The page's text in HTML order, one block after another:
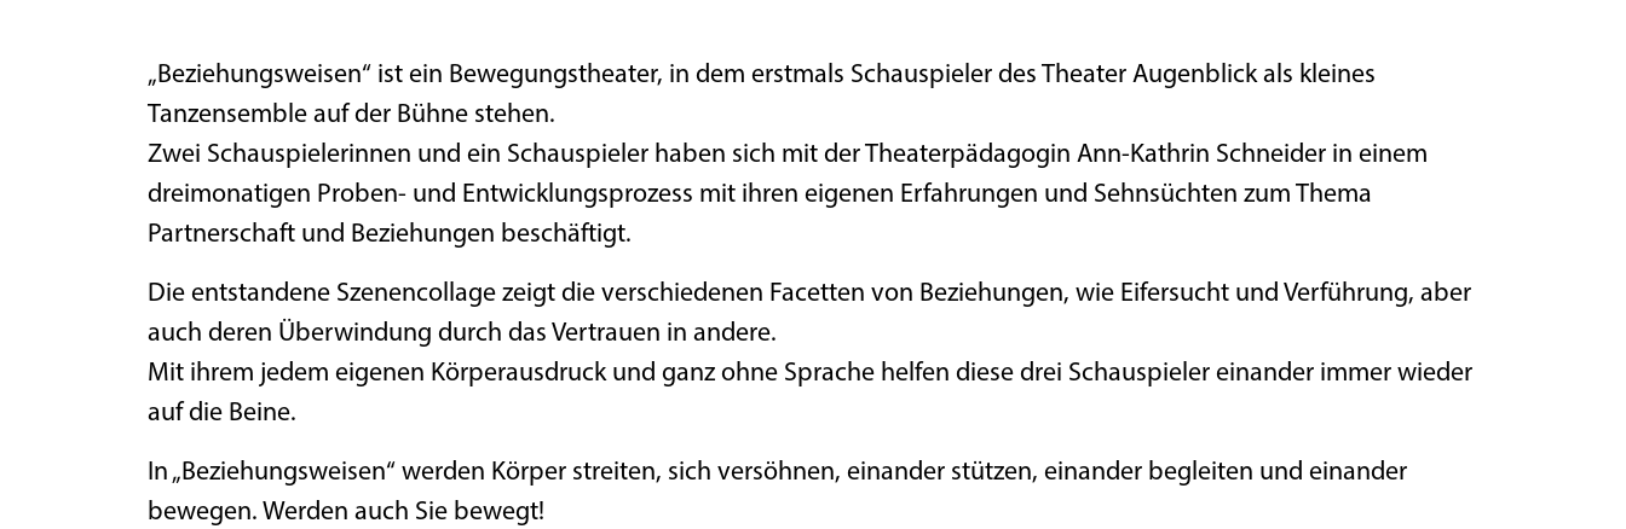
„Beziehungsweisen“ ist ein Bewegungstheater, in dem erstmals Schauspieler des Theater Augenblick als kleines
Tanzensemble auf der Bühne stehen.
Zwei Schauspielerinnen und ein Schauspieler haben sich mit der Theaterpädagogin Ann-Kathrin Schneider in einem
dreimonatigen Proben- und Entwicklungsprozess mit ihren eigenen Erfahrungen und Sehnsüchten zum Thema
Partnerschaft und Beziehungen beschäftigt.
Die entstandene Szenencollage zeigt die verschiedenen Facetten von Beziehungen, wie Eifersucht und Verführung, aber
auch deren Überwindung durch das Vertrauen in andere.
Mit ihrem jedem eigenen Körperausdruck und ganz ohne Sprache helfen diese drei Schauspieler einander immer wieder
auf die Beine.
In „Beziehungsweisen“ werden Körper streiten, sich versöhnen, einander stützen, einander begleiten und einander
bewegen. Werden auch Sie bewegt!